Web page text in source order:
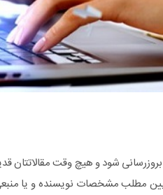
شود و هیچ وقت
مطلب مشخصات نویسنده و یا